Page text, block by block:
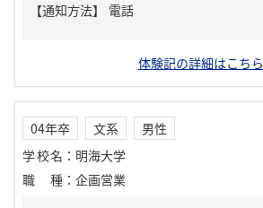
【通知方法】
電話
体験記の詳細はこちら
04年卒 文系
男性
学校名 ： 明海大学
職種 ： 企画営業